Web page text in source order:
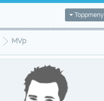
Toppmeny
MVp